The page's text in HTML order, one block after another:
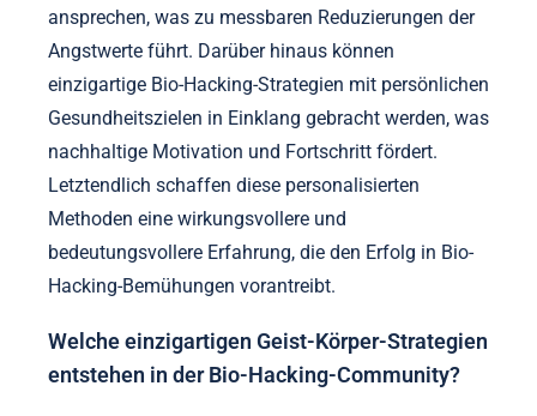
ansprechen, was zu messbaren Reduzierungen der
Angstwerte führt. Darüber hinaus können
einzigartige Bio-Hacking-Strategien mit persönlichen
Gesundheitszielen in Einklang gebracht werden, was
nachhaltige Motivation und Fortschritt fördert.
Letztendlich schaffen diese personalisierten
Methoden eine wirkungsvollere und
bedeutungsvollere Erfahrung, die den Erfolg in Bio-
Hacking-Bemühungen vorantreibt.
Welche einzigartigen Geist-Körper-Strategien
entstehen in der Bio-Hacking-Community?